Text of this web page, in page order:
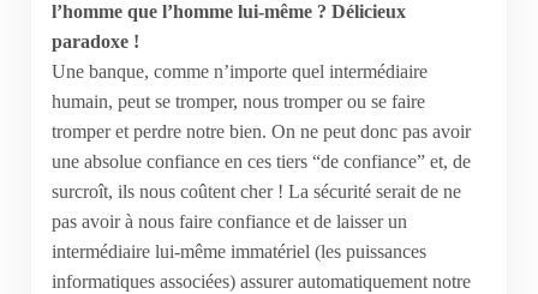
l’homme que l’homme lui-même ? Délicieux
paradoxe !
Une banque, comme n’importe quel intermédiaire
humain, peut se tromper, nous tromper ou se faire
tromper et perdre notre bien. On ne peut donc pas avoir
une absolue confiance en ces tiers “de confiance” et, de
surcroît, ils nous coûtent cher ! La sécurité serait de ne
pas avoir à nous faire confiance et de laisser un
intermédiaire lui-même immatériel (les puissances
informatiques associées) assurer automatiquement notre